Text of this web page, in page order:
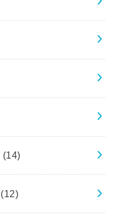
(14)
(12)